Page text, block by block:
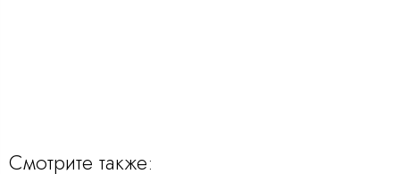
Смотрите также: